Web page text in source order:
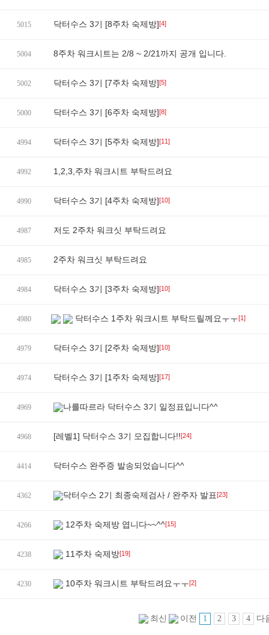
5015 닥터수스 3기 [8주차 숙제방][4]
5004 8주차 워크시트는 2/8 ~ 2/21까지 공개 입니다.
5002 닥터수스 3기 [7주차 숙제방][5]
5000 닥터수스 3기 [6주차 숙제방][8]
4994 닥터수스 3기 [5주차 숙제방][11]
4992 1,2,3,주차 워크시트 부탁드려요
4990 닥터수스 3기 [4주차 숙제방][10]
4987 저도 2주차 워크싯 부탁드려요
4985 2주차 워크싯 부탁드려요
4984 닥터수스 3기 [3주차 숙제방][10]
4980 닥터수스 1주차 워크시트 부탁드릴께요ㅜㅜ[1]
4979 닥터수스 3기 [2주차 숙제방][10]
4974 닥터수스 3기 [1주차 숙제방][17]
4969 나를따르라 닥터수스 3기 일정표입니다^^
4968 [레벨1] 닥터수스 3기 모집합니다!![24]
4414 닥터수스 완주증 발송되었습니다^^
4362 닥터수스 2기 최종숙제검사 / 완주자 발표[23]
4266 12주차 숙제방 엽니다~~^^[15]
4238 11주차 숙제방[19]
4230 10주차 워크시트 부탁드려요ㅜㅜ[2]
최신 이전 1 2 3 4 다